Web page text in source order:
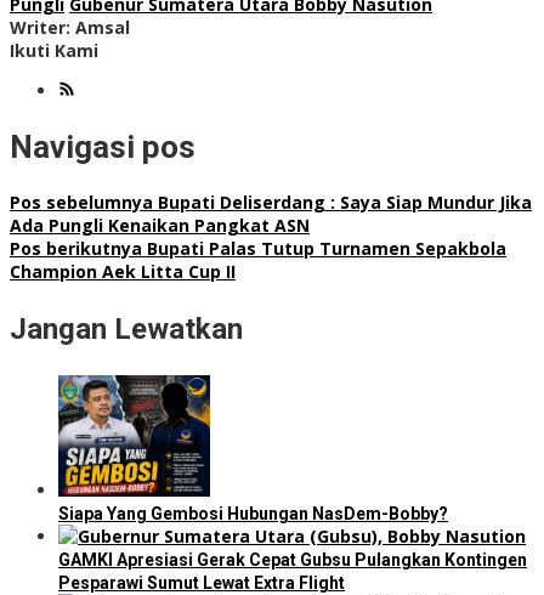
Writer: Amsal
Ikuti Kami
Navigasi pos
Pos sebelumnya Bupati Deliserdang : Saya Siap Mundur Jika
Ada Pungli Kenaikan Pangkat ASN
Pos berikutnya Bupati Palas Tutup Turnamen Sepakbola
Champion Aek Litta Cup II
Jangan Lewatkan
Siapa Yang Gembosi Hubungan NasDem-Bobby?
GAMKI Apresiasi Gerak Cepat Gubsu Pulangkan Kontingen
Pesparawi Sumut Lewat Extra Flight